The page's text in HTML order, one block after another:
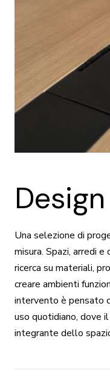
Design
Una selezione di
misura. Spazi, arredi
ricerca su materiali,
creare ambienti
intervento è pensato
uso quotidiano, dove
integrante dello